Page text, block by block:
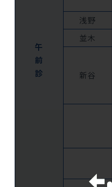
午
前
診
浅野
並木
新谷